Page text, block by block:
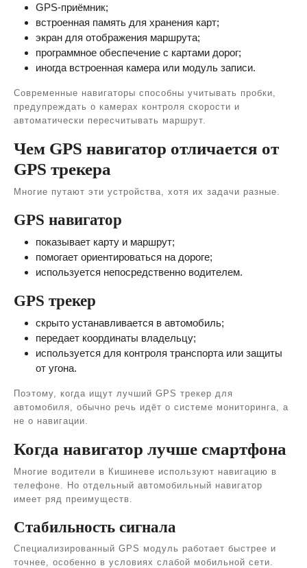
GPS-приёмник;
встроенная память для хранения карт;
экран для отображения маршрута;
программное обеспечение с картами дорог;
иногда встроенная камера или модуль записи.
Современные навигаторы способны учитывать пробки,
предупреждать о камерах контроля скорости и
автоматически пересчитывать маршрут.
Чем GPS навигатор отличается от
GPS трекера
Многие путают эти устройства, хотя их задачи разные.
GPS навигатор
показывает карту и маршрут;
помогает ориентироваться на дороге;
используется непосредственно водителем.
GPS трекер
скрыто устанавливается в автомобиль;
передает координаты владельцу;
используется для контроля транспорта или защиты
от угона.
Поэтому, когда ищут лучший GPS трекер для
автомобиля, обычно речь идёт о системе мониторинга, а
не о навигации.
Когда навигатор лучше смартфона
Многие водители в Кишиневе используют навигацию в
телефоне. Но отдельный автомобильный навигатор
имеет ряд преимуществ.
Стабильность сигнала
Специализированный GPS модуль работает быстрее и
точнее, особенно в условиях слабой мобильной сети.